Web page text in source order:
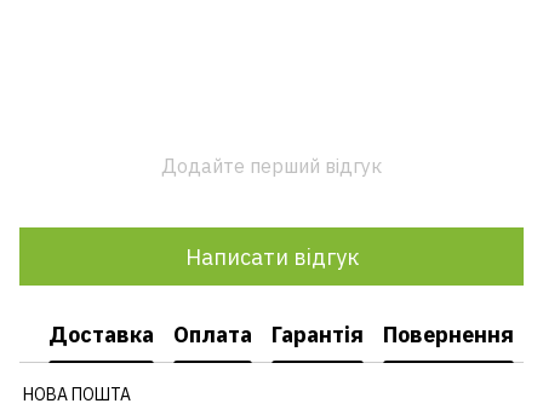
Додайте перший відгук
Написати відгук
Доставка Оплата Гарантія Повернення
НОВА ПОШТА